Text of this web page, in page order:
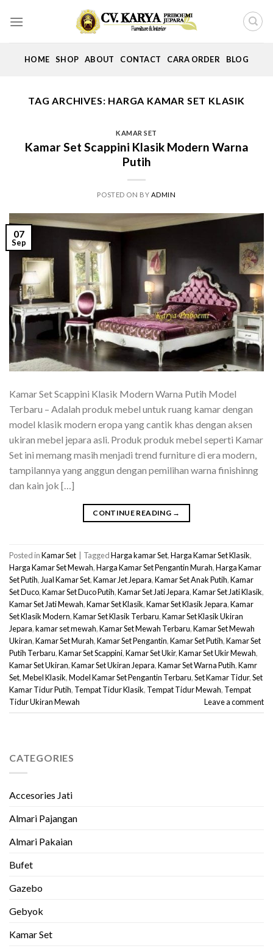
HOME SHOP ABOUT CONTACT CARA ORDER BLOG
TAG ARCHIVES: HARGA KAMAR SET KLASIK
KAMAR SET
Kamar Set Scappini Klasik Modern Warna
Putih
POSTED ON BY ADMIN
07
Sep
Kamar Set Scappini Klasik Modern Warna Putih Model
Terbaru – Adalah produk mebel untuk ruang kamar dengan
model klasik modern eropa yang cantik khas dengan aksen
ukiran mebel jepara asli. Produk produk mebel seperti Kamar
Set ini memang masih menjadi trend furniture di era modern,
tampilannya yang anggun dengan pemilihan warna finishinng
dan kain jok […]
CONTINUE READING →
Posted inKamar Set TaggedHarga kamar Set,Harga Kamar Set Klasik,
Harga Kamar Set Mewah,Harga Kamar Set Pengantin Murah,Harga Kamar
Set Putih, Jual Kamar Set,Kamar Jet Jepara,Kamar Set Anak Putih,Kamar
Set Duco,Kamar Set Duco Putih,Kamar Set Jati Jepara,Kamar Set Jati Klasik,
Kamar Set Jati Mewah,Kamar Set Klasik,Kamar Set Klasik Jepara,Kamar
Set Klasik Modern,Kamar Set Klasik Terbaru,Kamar Set Klasik Ukiran
Jepara,kamar set mewah,Kamar Set Mewah Terbaru,Kamar Set Mewah
Ukiran,Kamar Set Murah,Kamar Set Pengantin,Kamar Set Putih,Kamar Set
Putih Terbaru,Kamar Set Scappini,Kamar Set Ukir,Kamar Set Ukir Mewah,
Kamar Set Ukiran,Kamar Set Ukiran Jepara,Kamar Set Warna Putih,Kamr
Set,Mebel Klasik,Model Kamar Set Pengantin Terbaru,Set Kamar Tidur,Set
Kamar Tidur Putih, Tempat Tidur Klasik, Tempat Tidur Mewah, Tempat
Tidur Ukiran Mewah
Leave a comment
CATEGORIES
Accesories Jati
Almari Pajangan
Almari Pakaian
Bufet
Gazebo
Gebyok
Kamar Set